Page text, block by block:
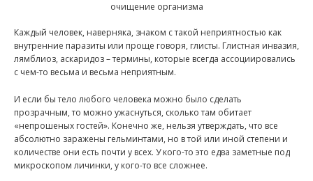
очищение организма
Каждый человек, наверняка, знаком с такой неприятностью как
внутренние паразиты или проще говоря, глисты. Глистная инвазия,
лямблиоз, аскаридоз – термины, которые всегда ассоциировались
с чем-то весьма и весьма неприятным.
И если бы тело любого человека можно было сделать
прозрачным, то можно ужаснуться, сколько там обитает
«непрошеных гостей». Конечно же, нельзя утверждать, что все
абсолютно заражены гельминтами, но в той или иной степени и
количестве они есть почти у всех. У кого-то это едва заметные под
микроскопом личинки, у кого-то все сложнее.